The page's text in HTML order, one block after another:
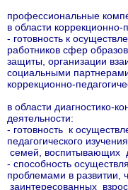
профессиональные
в области коррекционно-
- готовность к
работников сфер
защиты, организации
социальными
коррекционно-
в области диагностико-
деятельности:
- готовность к
педагогического
семей, воспитывающих
- способность
проблемами в развитии,
заинтересованных